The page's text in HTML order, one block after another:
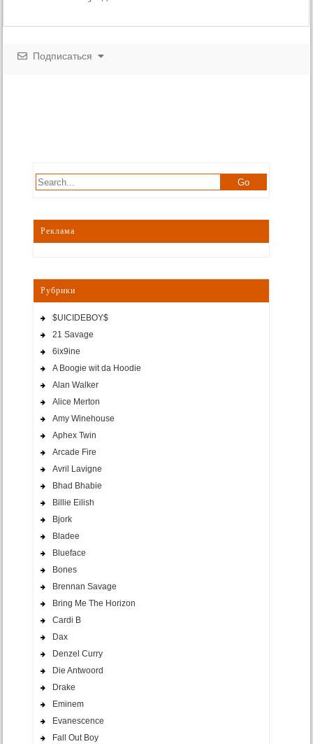
Подписаться
Реклама
Рубрики
$UICIDEBOY$
21 Savage
6ix9ine
A Boogie wit da Hoodie
Alan Walker
Alice Merton
Amy Winehouse
Aphex Twin
Arcade Fire
Avril Lavigne
Bhad Bhabie
Billie Eilish
Bjork
Bladee
Blueface
Bones
Brennan Savage
Bring Me The Horizon
Cardi B
Dax
Denzel Curry
Die Antwoord
Drake
Eminem
Evanescence
Fall Out Boy